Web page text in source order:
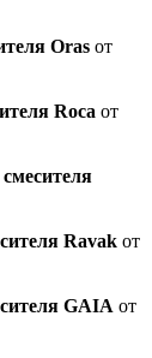
Oras от
Roca от
Ravak от
GAIA от